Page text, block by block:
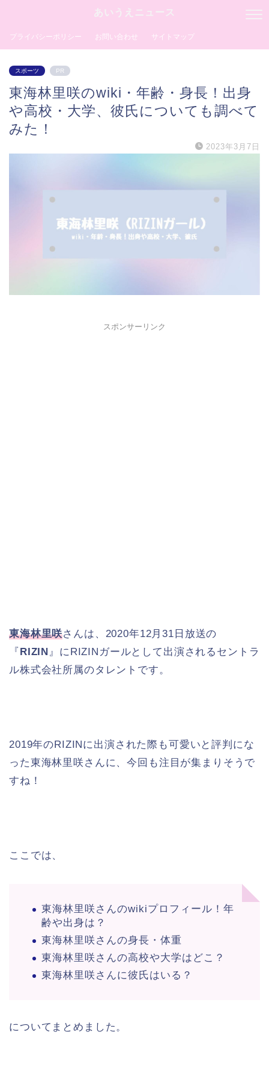
あいうえニュース
プライバシーポリシー お問い合わせ サイトマップ
スポーツ PR
東海林里咲のwiki・年齢・身長！出身
や高校・大学、彼氏についても調べて
みた！
2023年3月7日
スポンサーリンク
東海林里咲さんは、2020年12月31日放送の
『 RIZIN』にRIZINガールとして出演されるセントラ
ル株式会社所属のタレントです。
2019年のRIZINに出演された際も可愛いと評判にな
った東海林里咲さんに、今回も注目が集まりそうで
すね！
ここでは、
東海林里咲さんのwikiプロフィール！年
齢や出身は？
東海林里咲さんの身長・体重
東海林里咲さんの高校や大学はどこ？
東海林里咲さんに彼氏はいる？
についてまとめました。